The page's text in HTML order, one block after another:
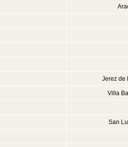
Jerez de
Villa
San